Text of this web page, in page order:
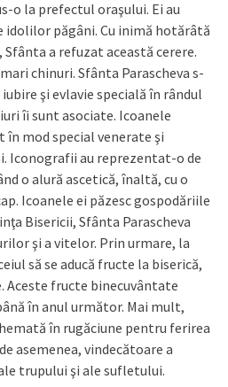
o la prefectul oraşului. Ei au
idolilor păgâni. Cu inimă hotărâtă
Sfânta a refuzat această cerere.
chinuri. Sfânta Parascheva s-
şi evlavie specială în rândul
îi sunt asociate. Icoanele
în mod special venerate şi
Iconografii au reprezentat-o de
o alură ascetică, înaltă, cu o
Icoanele ei păzesc gospodăriile
Bisericii, Sfânta Parascheva
şi a vitelor. Prin urmare, la
să se aducă fructe la biserică,
Aceste fructe binecuvântate
în anul următor. Mai mult,
în rugăciune pentru ferirea
asemenea, vindecătoare a
trupului şi ale sufletului.